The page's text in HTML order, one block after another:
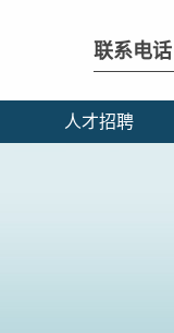
联系电话
人才招聘